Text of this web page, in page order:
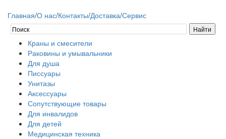
Главная/О нас/Контакты/Доставка/Сервис
Краны и смесители
Раковины и умывальники
Для душа
Писсуары
Унитазы
Аксессуары
Сопутствующие товары
Для инвалидов
Для детей
Медицинская техника